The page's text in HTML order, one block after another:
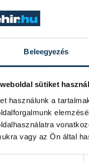
Beleegyezés
sütiket használ
használunk a
vagy az Ön által
hosszútávon
hogy nem négy
fogunk
mérhető, hanem a
mely nyíltan
a bevándorlást, és
gazdasági szintjén
vagyunk
mit elveszteni”-